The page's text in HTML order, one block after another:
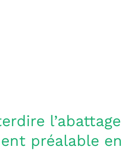
l’abattage
préalable en